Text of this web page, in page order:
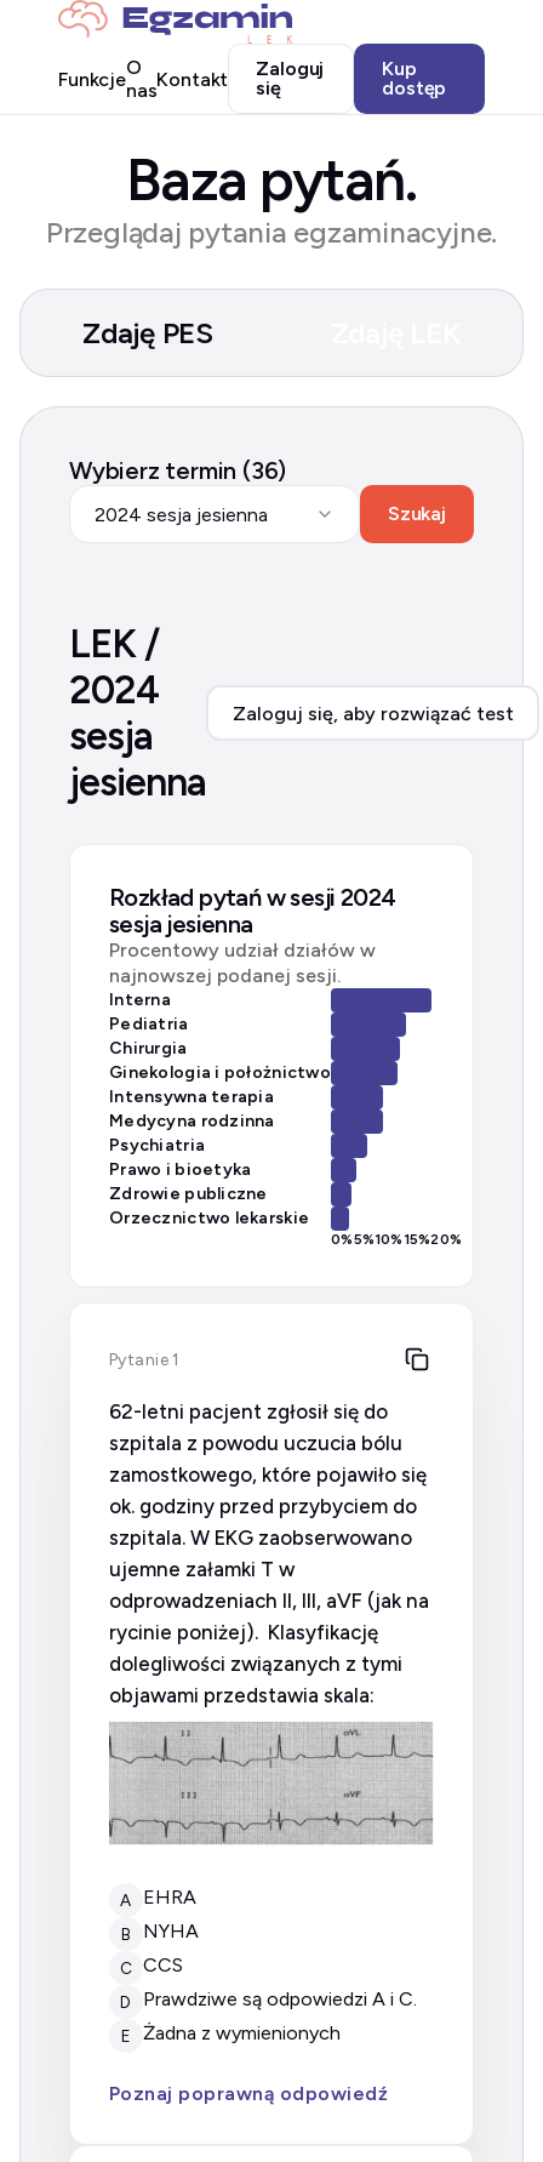
FunkcjeO
nasKontakt
Zaloguj
się
Kup
dostęp
Baza pytań.
Przeglądaj pytania egzaminacyjne.
Zdaję PES
Wybierz termin (36)
2024 sesja jesienna Szukaj
LEK /
2024
sesja
jesienna
Zaloguj się, aby rozwiązać test
Rozkład pytań w sesji 2024
sesja jesienna
Procentowy udział działów w
najnowszej podanej sesji.
Interna
Pediatria
Chirurgia
Ginekologia i położnictwo
Intensywna terapia
Medycyna rodzinna
Psychiatria
Prawo i bioetyka
Zdrowie publiczne
Orzecznictwo lekarskie
0%5%10%15%20%
Pytanie 1
62-letni pacjent zgłosił się do
szpitala z powodu uczucia bólu
zamostkowego, które pojawiło się
ok. godziny przed przybyciem do
szpitala. W EKG zaobserwowano
ujemne załamki T w
odprowadzeniach II, III, aVF (jak na
rycinie poniżej). Klasyfikację
dolegliwości związanych z tymi
objawami przedstawia skala:
A EHRA
B NYHA
C CCS
D prawdziwe są odpowiedzi A i C.
E żadna z wymienionych
Poznaj poprawną odpowiedź